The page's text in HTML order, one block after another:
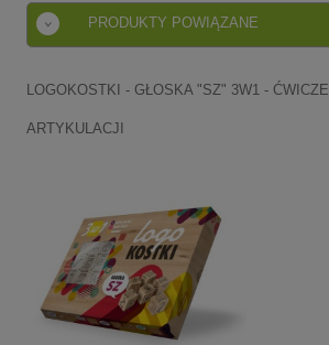
PRODUKTY POWIĄZANE
LOGOKOSTKI - GŁOSKA "SZ" 3W1 -
ARTYKULACJI